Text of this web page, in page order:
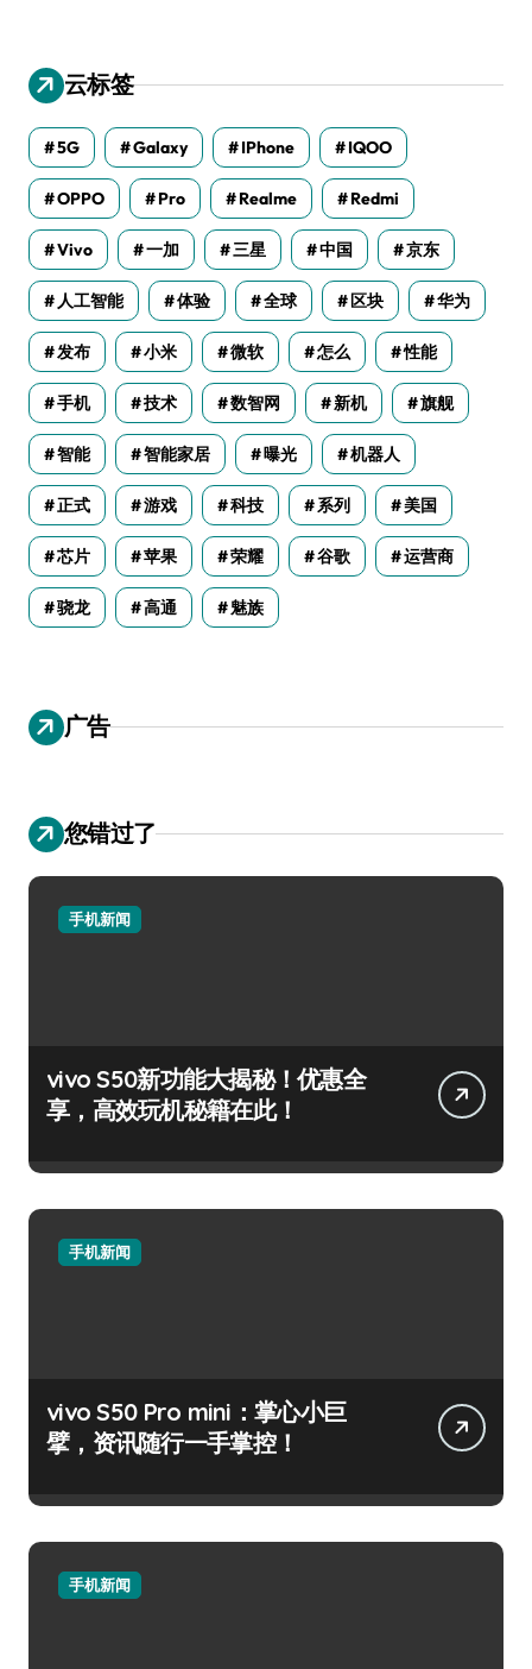
云标签
5G Galaxy IPhone IQOO
OPPO Pro Realme Redmi
Vivo 一加 三星 中国 京东
人工智能 体验 全球 区块 华为
发布 小米 微软 怎么 性能
手机 技术 数智网 新机 旗舰
智能 智能家居 曝光 机器人
正式 游戏 科技 系列 美国
芯片 苹果 荣耀 谷歌 运营商
骁龙 高通 魅族
广告
您错过了
手机新闻
vivo S50新功能大揭秘！优惠全
享，高效玩机秘籍在此！
手机新闻
vivo S50 Pro mini：掌心小巨
擘，资讯随行一手掌控！
手机新闻